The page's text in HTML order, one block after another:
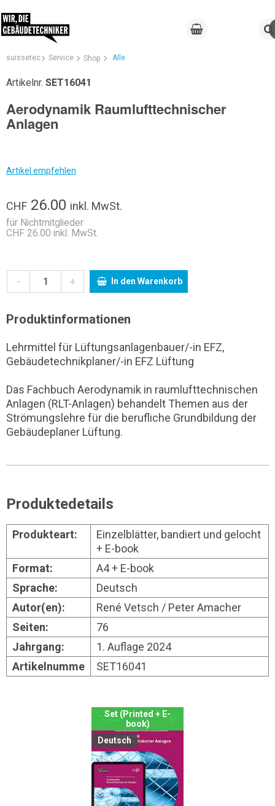
suissetec Service Shop Alle
Artikelnr. SET16041
Aerodynamik Raumlufttechnischer
Anlagen
Artikel empfehlen
CHF 26.00 inkl. MwSt.
für Nichtmitglieder
CHF 26.00 inkl. MwSt.
- + In den Warenkorb
Produktinformationen
Lehrmittel für Lüftungsanlagenbauer/-in EFZ,
Gebäudetechnikplaner/-in EFZ Lüftung
Das Fachbuch Aerodynamik in raumlufttechnischen
Anlagen (RLT-Anlagen) behandelt Themen aus der
Strömungslehre für die berufliche Grundbildung der
Gebäudeplaner Lüftung.
Produktedetails
Produkteart:
Einzelblätter, bandiert und gelocht
+ E-book
Format:
A4 + E-book
Sprache:
Deutsch
Autor(en):
René Vetsch / Peter Amacher
Seiten:
76
Jahrgang:
1. Auflage 2024
Artikelnumme
SET16041
Set (Printed + E-
book)
Deutsch